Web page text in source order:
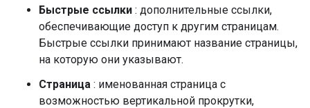
Быстрые ссылки : дополнительные ссылки,
обеспечивающие доступ к другим страницам.
Быстрые ссылки принимают название страницы,
на которую они указывают.
Страница : именованная страница с
возможностью вертикальной прокрутки,